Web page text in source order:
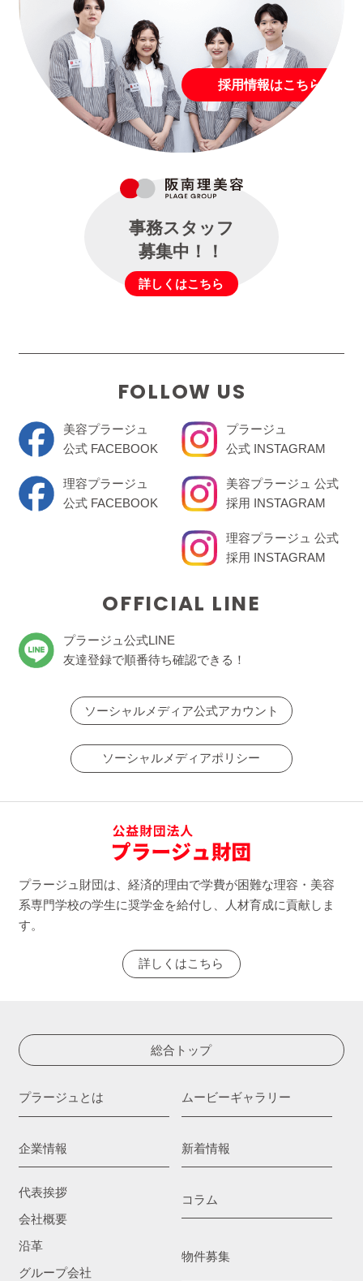
採用情報はこちら
事務スタッフ
募集中！！
詳しくはこちら
FOLLOW US
美容プラージュ
公式 FACEBOOK
理容プラージュ
公式 FACEBOOK
プラージュ
公式 INSTAGRAM
美容プラージュ 公式
採用 INSTAGRAM
理容プラージュ 公式
採用 INSTAGRAM
OFFICIAL LINE
プラージュ公式LINE
友達登録で順番待ち確認できる！
ソーシャルメディア公式アカウント
ソーシャルメディアポリシー
プラージュ財団は、経済的理由で学費が困難な理容・美容
系専門学校の学生に奨学金を給付し、人材育成に貢献しま
す。
詳しくはこちら
総合トップ
プラージュとは
企業情報
代表挨拶
会社概要
沿革
グループ会社
ムービーギャラリー
新着情報
コラム
物件募集